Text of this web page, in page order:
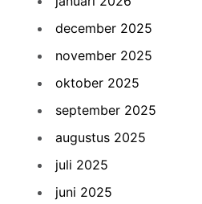
december 2025
november 2025
oktober 2025
september 2025
augustus 2025
juli 2025
juni 2025